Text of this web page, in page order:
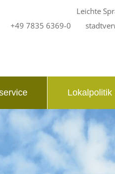
+49 7835 6369-0
Leichte
Lokalpolitik